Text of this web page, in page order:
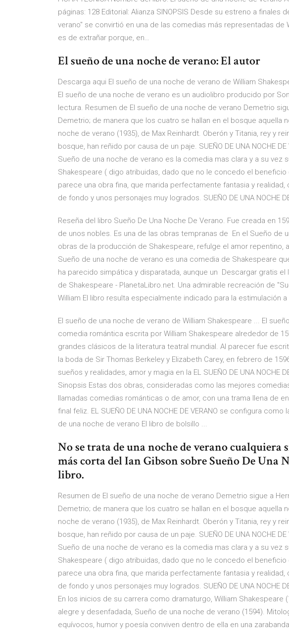
páginas: 128 Editorial: Alianza SINOPSIS Desde su estreno a finales
verano" se convirtió en una de las comedias más representadas de
es de extrañar porque, en…
El sueño de una noche de verano: El autor
Descarga aqui El sueño de una noche de verano de William
El sueño de una noche de verano es un audiolibro producido por
lectura. Resumen de El sueño de una noche de verano Demetrio
Demetrio; de manera que los cuatro se hallan en el bosque aquella
noche de verano (1935), de Max Reinhardt. Oberón y Titania, rey y
bosque, han reñido por causa de un paje. SUEÑO DE UNA NOCHE DE
Sueño de una noche de verano es la comedia mas clara y a su vez
Shakespeare ( digo atribuidas, dado que no le concedo el
parece una obra fina, que marida perfectamente fantasia y
de fondo y unos personajes muy logrados. SUEÑO DE UNA NOCHE DE
Reseña del libro Sueño De Una Noche De Verano. Fue creada en
de unos nobles. Es una de las obras tempranas de En el Sueño de
obras de la producción de Shakespeare, refulge el amor repentino,
Sueño de una noche de verano es una comedia de Shakespeare
ha parecido simpática y disparatada, aunque un Descargar gratis
de Shakespeare - PlanetaLibro.net. Una admirable recreación de
William El libro resulta especialmente indicado para la estimulación
El sueño de una noche de verano de William Shakespeare ... El
comedia romántica escrita por William Shakespeare alrededor de
grandes clásicos de la literatura teatral mundial. Al parecer fue
la boda de Sir Thomas Berkeley y Elizabeth Carey, en febrero de
sueños y realidades, amor y magia en la EL SUEÑO DE UNA NOCHE
Sinopsis Estas dos obras, consideradas como las mejores
llamadas comedias románticas o de amor, con una trama llena de
final feliz. EL SUEÑO DE UNA NOCHE DE VERANO se configura
de una noche de verano El libro de bolsillo ...
No se trata de una noche de verano cualquiera
más corta del Ian Gibson sobre Sueño De Una
libro.
Resumen de El sueño de una noche de verano Demetrio sigue a
Demetrio; de manera que los cuatro se hallan en el bosque aquella
noche de verano (1935), de Max Reinhardt. Oberón y Titania, rey y
bosque, han reñido por causa de un paje. SUEÑO DE UNA NOCHE DE
Sueño de una noche de verano es la comedia mas clara y a su vez
Shakespeare ( digo atribuidas, dado que no le concedo el
parece una obra fina, que marida perfectamente fantasia y
de fondo y unos personajes muy logrados. SUEÑO DE UNA NOCHE DE
En los inicios de su carrera como dramaturgo, William Shakespeare
alegre y desenfadada, Sueño de una noche de verano (1594).
equívocos, humor y poesía conviven dentro de ella en una